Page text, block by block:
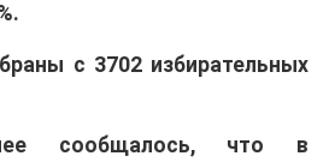
с 3702 избирательных
сообщалось, что в